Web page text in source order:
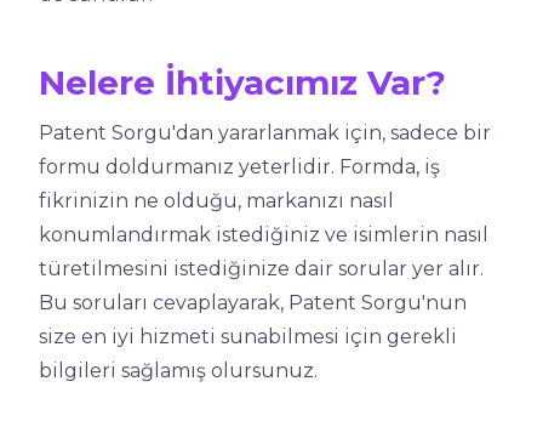
Nelere İhtiyacımız Var?
Patent Sorgu'dan yararlanmak için, sadece bir
formu doldurmanız yeterlidir. Formda, iş
fikrinizin ne olduğu, markanızı nasıl
konumlandırmak istediğiniz ve isimlerin nasıl
türetilmesini istediğinize dair sorular yer alır.
Bu soruları cevaplayarak, Patent Sorgu'nun
size en iyi hizmeti sunabilmesi için gerekli
bilgileri sağlamış olursunuz.